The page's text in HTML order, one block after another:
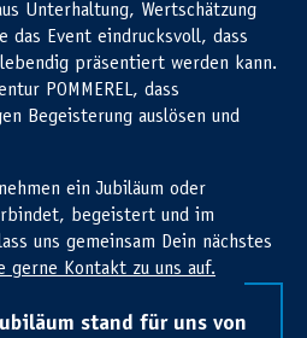
Unterhaltung, Wertschätzung
das Event eindrucksvoll, dass
präsentiert werden kann.
POMMEREL, dass
Begeisterung auslösen und
ein Jubiläum oder
begeistert und im
uns gemeinsam Dein nächstes
gerne Kontakt zu uns auf.
stand für uns von